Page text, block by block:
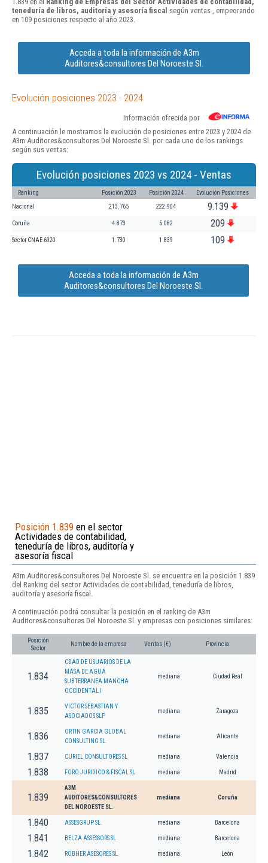
teneduría de libros, auditoría y asesoría fiscal según ventas , empeorando
en 109 posiciones respecto al año 2023.
Acceda a toda la información de A3m
Auditores&consultores Del Noroeste Sl.
Evolución posiciones 2023 - 2024
Información ofrecida por
A continuación le mostramos la evolución de posiciones entre 2023 y 2024 de
A3m Auditores&consultores Del Noroeste Sl. por cada uno de los rankings
según sus ventas:
Evolución posiciones 2023 vs 2024 - Ventas
Ranking Posición 2023 Posición 2024 Evolución Posiciones
Nacional 213.765 222.904 9.139
Coruña 4.873 5.082 209
Sector CNAE 6920 1.730 1.839 109
Acceda a toda la información de A3m
Auditores&consultores Del Noroeste Sl.
Posición 1.839 en el sector
Actividades de contabilidad,
teneduría de libros, auditoría y
asesoría fiscal
A3m Auditores&consultores Del Noroeste Sl. se encuentra en la posición 1.839
del Ranking del sector Actividades de contabilidad, teneduría de libros,
auditoría y asesoría fiscal.
A continuación podrá consultar la posición en el ranking de A3m
Auditores&consultores Del Noroeste Sl. y empresas con posiciones similares:
Posición
Sector
Nombre de la empresa Ventas (€) Provincia
1.834
CDAD DE USUARIOS DE LA
MASA DE AGUA
SUBTERRANEA MANCHA
OCCIDENTAL I
mediana Ciudad Real
1.835
VICTOR SEBASTIAN Y
ASOCIADOS SLP
mediana Zaragoza
1.836
ORTIN GARCIA GLOBAL
CONSULTING SL.
mediana Alicante
1.837 CURIEL CONSULTORES SL mediana Valencia
1.838 FORO JURIDICO & FISCAL SL mediana Madrid
1.839
A3M
AUDITORES&CONSULTORES
DEL NOROESTE SL.
mediana Coruña
1.840 ASSESGRUP SL. mediana Barcelona
1.841 BELZA ASSESSORS SL mediana Barcelona
1.842 ROBHER ASESORES SL mediana León